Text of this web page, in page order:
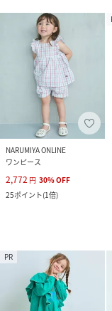
NARUMIYA ONLINE
ワンピース
2,772 円 30%OFF
25ポイント(1倍)
PR